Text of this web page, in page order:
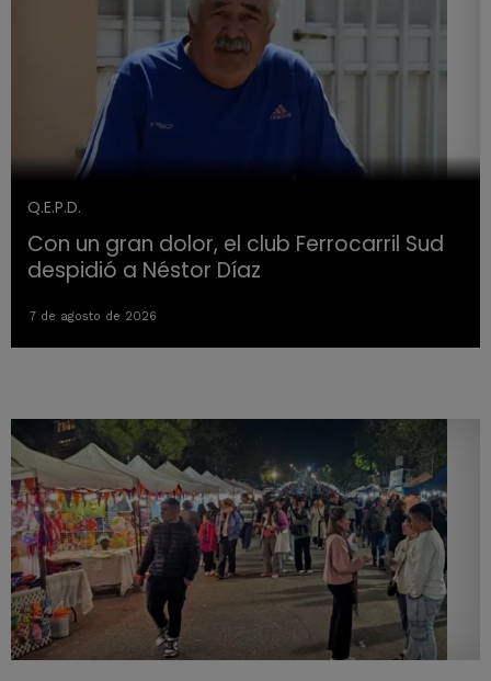
Q.E.P.D.
Con un gran dolor, el club Ferrocarril Sud
despidió a Néstor Díaz
7 de agosto de 2026